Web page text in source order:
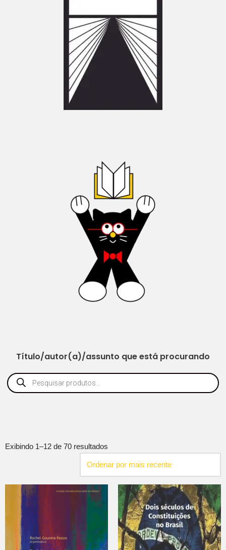
Título/autor(a)/assunto que está procurando
Exibindo 1–12 de 70 resultados